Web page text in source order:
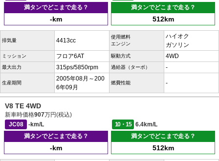
満タンでどこまで走る？
-km
満タンでどこまで走る？
512km
排気量 4413cc
使用燃料
エンジン
ハイオク
ガソリン
ミッション フロア6AT 駆動方式 4WD
最大出力 315ps/5850rpm 過給器（ターボ） -
生産期間
2005年08月～200
6年09月
燃費性能 -
V8 TE 4WD
新車時価格907万円(税込)
JC08
-km/L 10・15
6.4km/L
満タンでどこまで走る？
-km
満タンでどこまで走る？
512km